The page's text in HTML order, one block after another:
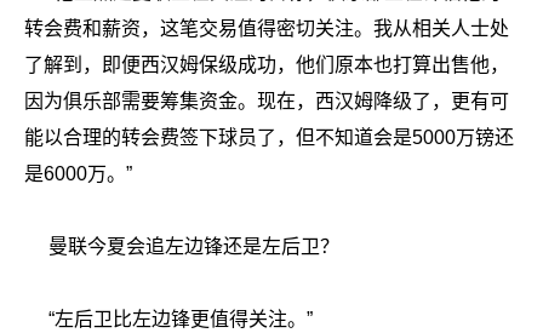
转会费和薪资，这笔交易值得密切关注。我从相关人士处
了解到，即便西汉姆保级成功，他们原本也打算出售他，
因为俱乐部需要筹集资金。现在，西汉姆降级了，更有可
能以合理的转会费签下球员了，但不知道会是5000万镑还
是6000万。”
曼联今夏会追左边锋还是左后卫？
“左后卫比左边锋更值得关注。”